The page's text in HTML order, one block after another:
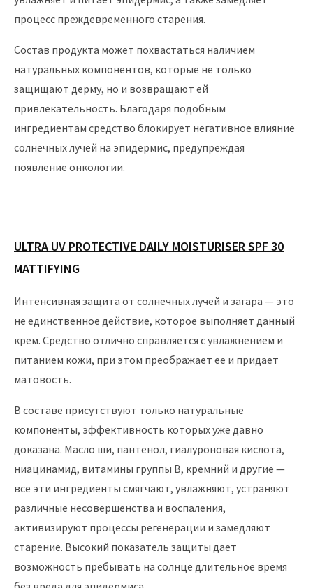
процесс преждевременного старения.
Состав продукта может похвастаться наличием
натуральных компонентов, которые не только
защищают дерму, но и возвращают ей
привлекательность. Благодаря подобным
ингредиентам средство блокирует негативное влияние
солнечных лучей на эпидермис, предупреждая
появление онкологии.
ULTRA UV PROTECTIVE DAILY MOISTURISER SPF 30
MATTIFYING
Интенсивная защита от солнечных лучей и загара — это
не единственное действие, которое выполняет данный
крем. Средство отлично справляется с увлажнением и
питанием кожи, при этом преображает ее и придает
матовость.
В составе присутствуют только натуральные
компоненты, эффективность которых уже давно
доказана. Масло ши, пантенол, гиалуроновая кислота,
ниацинамид, витамины группы В, кремний и другие —
все эти ингредиенты смягчают, увлажняют, устраняют
различные несовершенства и воспаления,
активизируют процессы регенерации и замедляют
старение. Высокий показатель защиты дает
возможность пребывать на солнце длительное время